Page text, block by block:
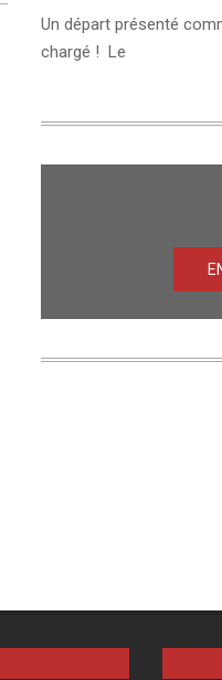
Un départ présenté
chargé ! Le